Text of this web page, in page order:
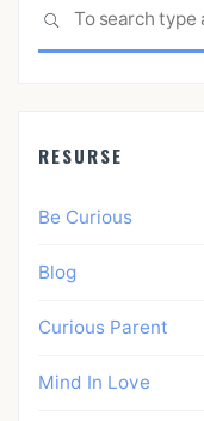
SEARCH
RESURSE
Be Curious
Blog
Curious Parent
Mind In Love